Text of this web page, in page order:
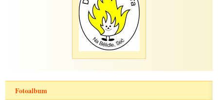
Fotoalbum